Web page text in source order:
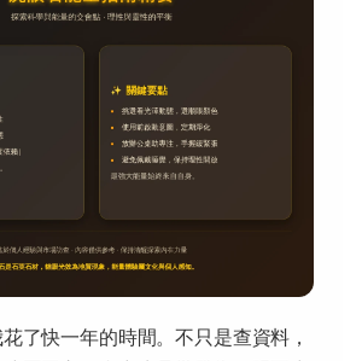
了快一年的時間。不只是查資料，